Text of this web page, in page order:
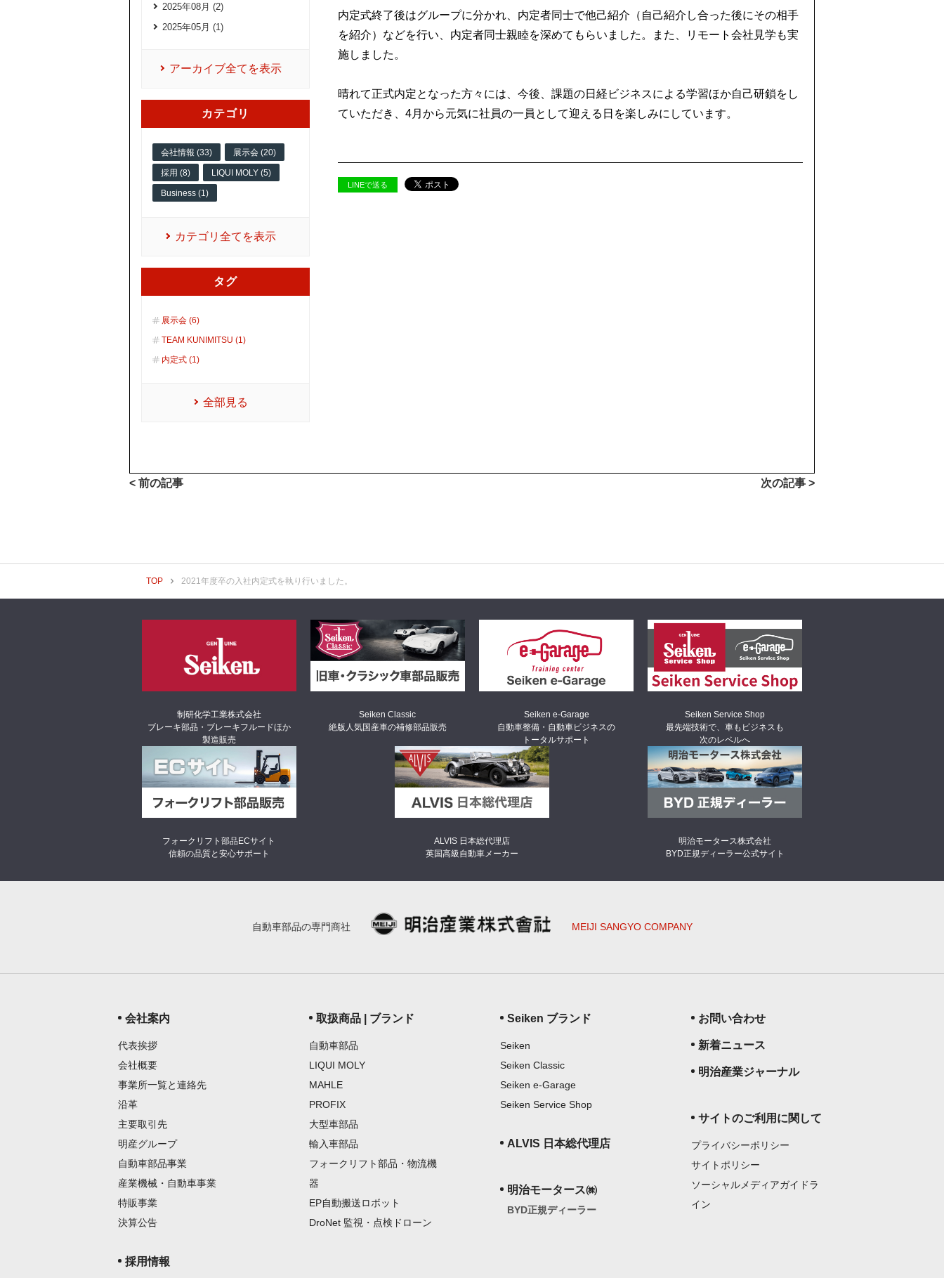
内定式終了後はグループに分かれ、内定者同士で他己紹介（自己紹介し合った後にその相手
を紹介）などを行い、内定者同士親睦を深めてもらいました。また、リモート会社見学も実
施しました。
晴れて正式内定となった方々には、今後、課題の日経ビジネスによる学習ほか自己研鎖をし
ていただき、4月から元気に社員の一員として迎える日を楽しみにしています。
LINEで送る
2025年08月 (2)
2025年05月 (1)
アーカイブ全てを表示
カテゴリ
会社情報 (33) 展示会 (20)
採用 (8) LIQUI MOLY (5)
Business (1)
カテゴリ全てを表示
タグ
展示会 (6)
TEAM KUNIMITSU (1)
内定式 (1)
全部見る
< 前の記事 次の記事 >
TOP 2021年度卒の入社内定式を執り行いました。
制研化学工業株式会社
ブレーキ部品・ブレーキフルードほか
製造販売
Seiken Classic
絶版人気国産車の補修部品販売
Seiken e-Garage
自動車整備・自動車ビジネスの
トータルサポート
Seiken Service Shop
最先端技術で、車もビジネスも
次のレベルへ
フォークリフト部品ECサイト
信頼の品質と安心サポート
ALVIS 日本総代理店
英国高級自動車メーカー
明治モータース株式会社
BYD正規ディーラー公式サイト
自動車部品の専門商社 MEIJI SANGYO COMPANY
会社案内
代表挨拶
会社概要
事業所一覧と連絡先
沿革
主要取引先
明産グループ
自動車部品事業
産業機械・自動車事業
特販事業
決算公告
採用情報
取扱商品 | ブランド
自動車部品
LIQUI MOLY
MAHLE
PROFIX
大型車部品
輸入車部品
フォークリフト部品・物流機
器
EP自動搬送ロボット
DroNet 監視・点検ドローン
Seiken ブランド
Seiken
Seiken Classic
Seiken e-Garage
Seiken Service Shop
ALVIS 日本総代理店
明治モータース㈱
BYD正規ディーラー
お問い合わせ
新着ニュース
明治産業ジャーナル
サイトのご利用に関して
プライバシーポリシー
サイトポリシー
ソーシャルメディアガイドラ
イン